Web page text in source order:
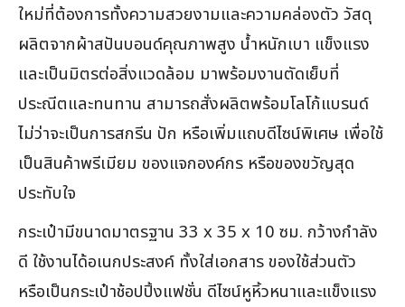
ใหม่ที่ต้องการทั้งความสวยงามและความคล่องตัว วัสดุ
ผลิตจากผ้าสปันบอนด์คุณภาพสูง น้ำหนักเบา แข็งแรง
และเป็นมิตรต่อสิ่งแวดล้อม มาพร้อมงานตัดเย็บที่
ประณีตและทนทาน สามารถสั่งผลิตพร้อมโลโก้แบรนด์
ไม่ว่าจะเป็นการสกรีน ปัก หรือเพิ่มแถบดีไซน์พิเศษ เพื่อใช้
เป็นสินค้าพรีเมียม ของแจกองค์กร หรือของขวัญสุด
ประทับใจ
กระเป๋ามีขนาดมาตรฐาน 33 x 35 x 10 ซม. กว้างกำลัง
ดี ใช้งานได้อเนกประสงค์ ทั้งใส่เอกสาร ของใช้ส่วนตัว
หรือเป็นกระเป๋าช้อปปิ้งแฟชั่น ดีไซน์หูหิ้วหนาและแข็งแรง